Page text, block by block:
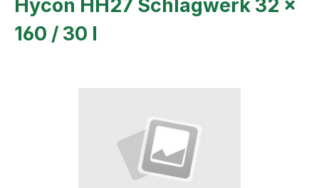
Hycon HH27 Schlagwerk 32 x
160 / 30 l